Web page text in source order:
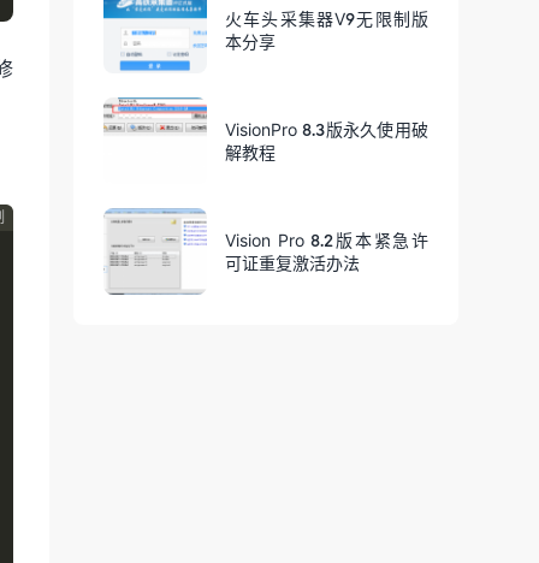
火车头采集器V9无限制版
本分享
VisionPro 8.3版永久使用破
解教程
Vision Pro 8.2版本紧急许
可证重复激活办法